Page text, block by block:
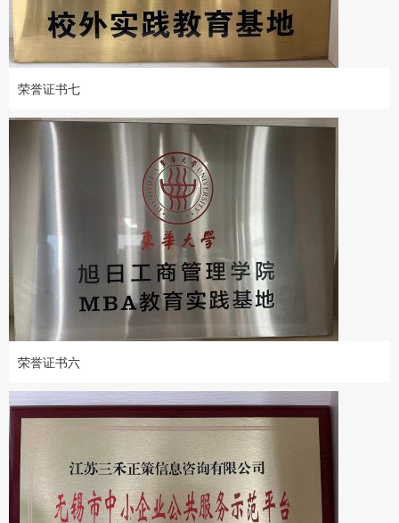
荣誉证书七
荣誉证书六